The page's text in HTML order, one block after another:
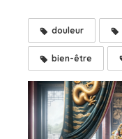
douleur
bien-être